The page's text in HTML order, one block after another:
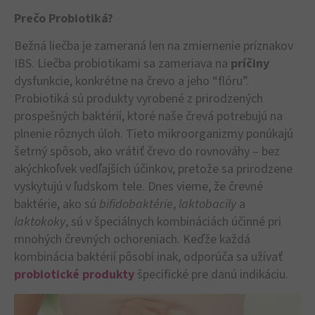
Prečo Probiotiká?
Bežná liečba je zameraná len na zmiernenie príznakov
IBS. Liečba probiotikami sa zameriava na príčiny
dysfunkcie, konkrétne na črevo a jeho “flóru”.
Probiotiká sú produkty vyrobené z prirodzených
prospešných baktérií, ktoré naše črevá potrebujú na
plnenie rôznych úloh. Tieto mikroorganizmy ponúkajú
šetrný spôsob, ako vrátiť črevo do rovnováhy – bez
akýchkoľvek vedľajších účinkov, pretože sa prirodzene
vyskytujú v ľudskom tele. Dnes vieme, že črevné
baktérie, ako sú bifidobaktérie, laktobacily a
laktokoky, sú v špeciálnych kombináciách účinné pri
mnohých črevných ochoreniach. Keďže každá
kombinácia baktérií pôsobí inak, odporúča sa užívať
probiotické produkty špecifické pre danú indikáciu.